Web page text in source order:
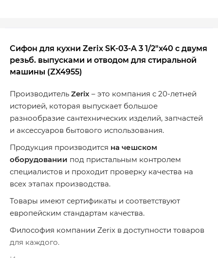
Сифон для кухни Zerix SK-03-A 3 1/2"x40 с двумя
резьб. выпусками и отводом для стиральной
машины (ZX4955)
Производитель Zerix – это компания с 20-летней
историей, которая выпускает большое
разнообразие сантехнических изделий, запчастей
и аксессуаров бытового использования.
Продукция производится на чешском
оборудовании под пристальным контролем
специалистов и проходит проверку качества на
всех этапах производства.
Товары имеют сертификаты и соответствуют
европейским стандартам качества.
Философия компании Zerix в доступности товаров
для каждого.